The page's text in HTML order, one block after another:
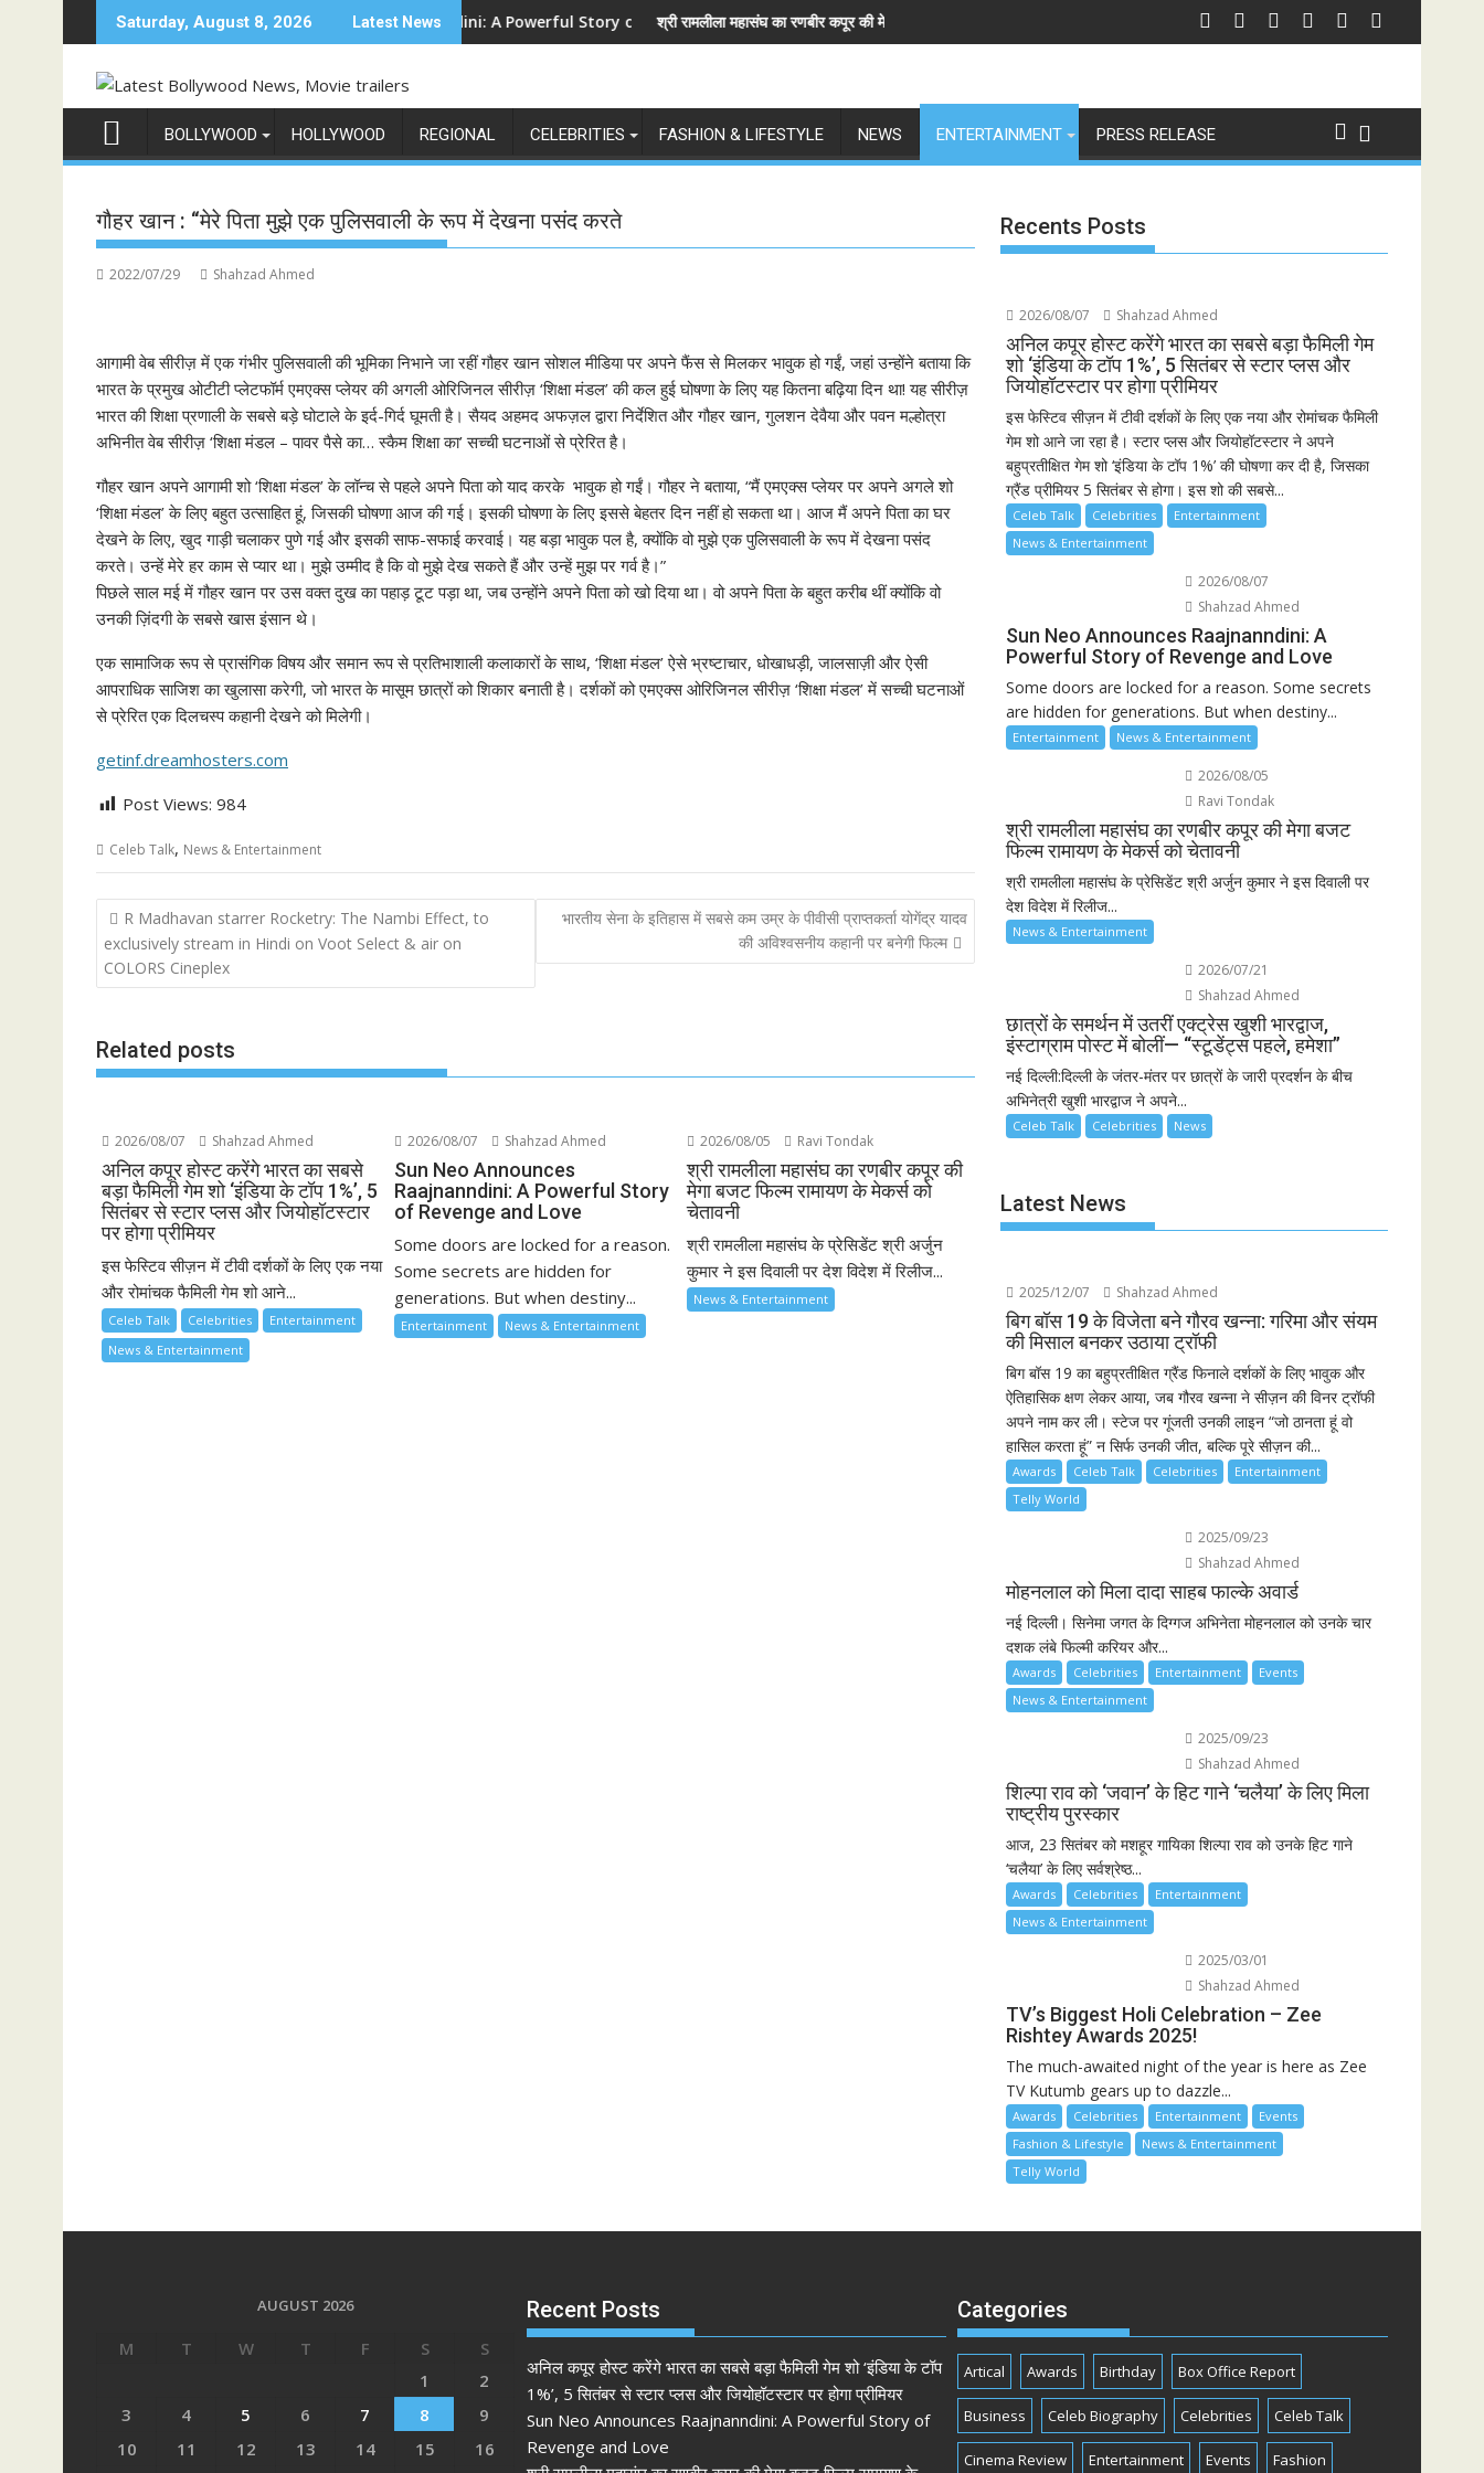
to
Saturday, August 8, 2026 Latest News
'इंडिया के टॉप 1%', 5 सितंबर से स्टार प्लस और जियोहॉटस्टार पर होगा प्रीमियर
Sun Neo Announces Raajnanndini: A Powerful Story of Revenge and Loveश्री रामलीला महासंघ का रणबीर कपूर की मेगा बजट फिल्म रामायण के मेकर्स को चेतावनीछात्रों के समर्थन में उतरीं एक्ट्रेस खुशी भारद्वाज, इंस्टाग्राम पोस्ट में बोलीं— "स्टूडेंट्स
BOLLYWOOD HOLLYWOOD REGIONAL CELEBRITIES FASHION & LIFESTYLE NEWS ENTERTAINMENT PRESS RELEASE
गौहर खान : “मेरे पिता मुझे एक पुलिसवाली के रूप में देखना पसंद करते
2022/07/29 Shahzad Ahmed
आगामी वेब सीरीज़ में एक गंभीर पुलिसवाली की भूमिका निभाने जा रहीं गौहर खान सोशल मीडिया पर अपने फैंस से मिलकर भावुक हो गईं, जहां उन्होंने बताया कि
भारत के प्रमुख ओटीटी प्लेटफॉर्म एमएक्स प्लेयर की अगली ओरिजिनल सीरीज़ ‘शिक्षा मंडल’ की कल हुई घोषणा के लिए यह कितना बढ़िया दिन था! यह सीरीज़
भारत की शिक्षा प्रणाली के सबसे बड़े घोटाले के इर्द-गिर्द घूमती है। सैयद अहमद अफज़ल द्वारा निर्देशित और गौहर खान, गुलशन देवैया और पवन मल्होत्रा
अभिनीत वेब सीरीज़ ‘शिक्षा मंडल – पावर पैसे का… स्कैम शिक्षा का’ सच्ची घटनाओं से प्रेरित है।
गौहर खान अपने आगामी शो ‘शिक्षा मंडल’ के लॉन्च से पहले अपने पिता को याद करके भावुक हो गईं। गौहर ने बताया, “मैं एमएक्स प्लेयर पर अपने अगले शो
‘शिक्षा मंडल’ के लिए बहुत उत्साहित हूं, जिसकी घोषणा आज की गई। इसकी घोषणा के लिए इससे बेहतर दिन नहीं हो सकता था। आज मैं अपने पिता का घर
देखने के लिए, खुद गाड़ी चलाकर पुणे गई और इसकी साफ-सफाई करवाई। यह बड़ा भावुक पल है, क्योंकि वो मुझे एक पुलिसवाली के रूप में देखना पसंद
करते। उन्हें मेरे हर काम से प्यार था। मुझे उम्मीद है कि वो मुझे देख सकते हैं और उन्हें मुझ पर गर्व है।”
पिछले साल मई में गौहर खान पर उस वक्त दुख का पहाड़ टूट पड़ा था, जब उन्होंने अपने पिता को खो दिया था। वो अपने पिता के बहुत करीब थीं क्योंकि वो
उनकी ज़िंदगी के सबसे खास इंसान थे।
एक सामाजिक रूप से प्रासंगिक विषय और समान रूप से प्रतिभाशाली कलाकारों के साथ, ‘शिक्षा मंडल’ ऐसे भ्रष्टाचार, धोखाधड़ी, जालसाज़ी और ऐसी
आपराधिक साजिश का खुलासा करेगी, जो भारत के मासूम छात्रों को शिकार बनाती है। दर्शकों को एमएक्स ओरिजिनल सीरीज़ ‘शिक्षा मंडल’ में सच्ची घटनाओं
से प्रेरित एक दिलचस्प कहानी देखने को मिलेगी।
getinf.dreamhosters.com
Post Views: 984
Celeb Talk, News & Entertainment
Post
navigation
R Madhavan starrer Rocketry: The Nambi Effect, to
exclusively stream in Hindi on Voot Select & air on
COLORS Cineplex
भारतीय सेना के इतिहास में सबसे कम उम्र के पीवीसी प्राप्तकर्ता योगेंद्र यादव
की अविश्वसनीय कहानी पर बनेगी फिल्म
Related posts
2026/08/07 Shahzad Ahmed
अनिल कपूर होस्ट करेंगे भारत का सबसे
बड़ा फैमिली गेम शो ‘इंडिया के टॉप 1%’, 5
सितंबर से स्टार प्लस और जियोहॉटस्टार
पर होगा प्रीमियर
इस फेस्टिव सीज़न में टीवी दर्शकों के लिए एक नया
और रोमांचक फैमिली गेम शो आने...
Celeb Talk Celebrities
Entertainment
News & Entertainment
2026/08/07 Shahzad Ahmed
Sun Neo Announces
Raajnanndini: A Powerful Story
of Revenge and Love
Some doors are locked for a reason.
Some secrets are hidden for
generations. But when destiny...
Entertainment News & Entertainment
2026/08/05 Ravi Tondak
श्री रामलीला महासंघ का रणबीर कपूर की
मेगा बजट फिल्म रामायण के मेकर्स को
चेतावनी
श्री रामलीला महासंघ के प्रेसिडेंट श्री अर्जुन
कुमार ने इस दिवाली पर देश विदेश में रिलीज...
News & Entertainment
Recents Posts
2026/08/07 Shahzad Ahmed
अनिल कपूर होस्ट करेंगे भारत का सबसे बड़ा फैमिली गेम
शो ‘इंडिया के टॉप 1%’, 5 सितंबर से स्टार प्लस और
जियोहॉटस्टार पर होगा प्रीमियर
इस फेस्टिव सीज़न में टीवी दर्शकों के लिए एक नया और रोमांचक फैमिली
गेम शो आने जा रहा है। स्टार प्लस और जियोहॉटस्टार ने अपने
बहुप्रतीक्षित गेम शो ‘इंडिया के टॉप 1%’ की घोषणा कर दी है, जिसका
ग्रैंड प्रीमियर 5 सितंबर से होगा। इस शो की सबसे...
Celeb Talk Celebrities
Entertainment
News & Entertainment
2026/08/07
Shahzad Ahmed
Sun Neo Announces Raajnanndini: A
Powerful Story of Revenge and Love
Some doors are locked for a reason. Some secrets
are hidden for generations. But when destiny...
Entertainment News & Entertainment
2026/08/05
Ravi Tondak
श्री रामलीला महासंघ का रणबीर कपूर की मेगा बजट
फिल्म रामायण के मेकर्स को चेतावनी
श्री रामलीला महासंघ के प्रेसिडेंट श्री अर्जुन कुमार ने इस दिवाली पर
देश विदेश में रिलीज...
News & Entertainment
2026/07/21
Shahzad Ahmed
छात्रों के समर्थन में उतरीं एक्ट्रेस खुशी भारद्वाज,
इंस्टाग्राम पोस्ट में बोलीं— “स्टूडेंट्स पहले, हमेशा”
नई दिल्ली:दिल्ली के जंतर-मंतर पर छात्रों के जारी प्रदर्शन के बीच
अभिनेत्री खुशी भारद्वाज ने अपने...
Celeb Talk Celebrities News
Latest News
2025/12/07 Shahzad Ahmed
बिग बॉस 19 के विजेता बने गौरव खन्ना: गरिमा और संयम
की मिसाल बनकर उठाया ट्रॉफी
बिग बॉस 19 का बहुप्रतीक्षित ग्रैंड फिनाले दर्शकों के लिए भावुक और
ऐतिहासिक क्षण लेकर आया, जब गौरव खन्ना ने सीज़न की विनर ट्रॉफी
अपने नाम कर ली। स्टेज पर गूंजती उनकी लाइन “जो ठानता हूं वो
हासिल करता हूं” न सिर्फ उनकी जीत, बल्कि पूरे सीज़न की...
Awards Celeb Talk Celebrities
Entertainment
Telly World
2025/09/23
Shahzad Ahmed
मोहनलाल को मिला दादा साहब फाल्के अवार्ड
नई दिल्ली। सिनेमा जगत के दिग्गज अभिनेता मोहनलाल को उनके चार
दशक लंबे फिल्मी करियर और...
Awards Celebrities Entertainment
Events
News & Entertainment
2025/09/23
Shahzad Ahmed
शिल्पा राव को ‘जवान’ के हिट गाने ‘चलैया’ के लिए मिला
राष्ट्रीय पुरस्कार
आज, 23 सितंबर को मशहूर गायिका शिल्पा राव को उनके हिट गाने
‘चलैया’ के लिए सर्वश्रेष्ठ...
Awards Celebrities
Entertainment
News & Entertainment
2025/03/01
Shahzad Ahmed
TV’s Biggest Holi Celebration – Zee
Rishtey Awards 2025!
The much-awaited night of the year is here as Zee
TV Kutumb gears up to dazzle...
Awards Celebrities Entertainment
Events
Fashion & Lifestyle
News & Entertainment
Telly World
AUGUST 2026
M T W T F S
S
1
2
3
4 5 6 7 8
9
10
11 12 13 14 15
16
Recent Posts
अनिल कपूर होस्ट करेंगे भारत का सबसे बड़ा फैमिली गेम शो ‘इंडिया के टॉप
1%’, 5 सितंबर से स्टार प्लस और जियोहॉटस्टार पर होगा प्रीमियर
Sun Neo Announces Raajnanndini: A Powerful Story of
Revenge and Love
Categories
Artical Awards Birthday Box Office Report
Business Celeb Biography Celebrities Celeb Talk
Cinema Review Entertainment Events Fashion